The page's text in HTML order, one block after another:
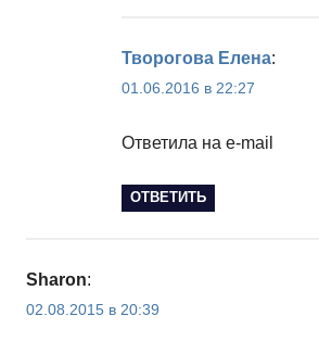
Творогова Елена:
01.06.2016 в 22:27
Ответила на e-mail
ОТВЕТИТЬ
Sharon:
02.08.2015 в 20:39